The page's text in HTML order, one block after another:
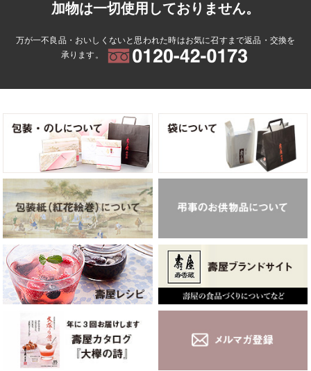
加物は一切使用しておりません。
万が一不良品・おいしくないと思われた時はお気に召すまで返品・交換を
承ります。